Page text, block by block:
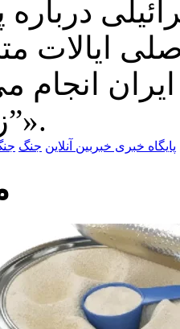
درباره
ایالات
انجام
زیاد پیشه کنیم”».
پایگاه خبری خبربین آنلاین جنگ